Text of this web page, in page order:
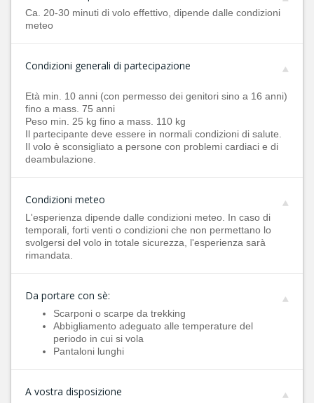
Ca. 20-30 minuti di volo effettivo, dipende dalle condizioni
meteo
Condizioni generali di partecipazione
Età min. 10 anni (con permesso dei genitori sino a 16 anni)
fino a mass. 75 anni
Peso min. 25 kg fino a mass. 110 kg
Il partecipante deve essere in normali condizioni di salute.
Il volo è sconsigliato a persone con problemi cardiaci e di
deambulazione.
Condizioni meteo
L'esperienza dipende dalle condizioni meteo. In caso di
temporali, forti venti o condizioni che non permettano lo
svolgersi del volo in totale sicurezza, l'esperienza sarà
rimandata.
Da portare con sè:
Scarponi o scarpe da trekking
Abbigliamento adeguato alle temperature del
periodo in cui si vola
Pantaloni lunghi
A vostra disposizione